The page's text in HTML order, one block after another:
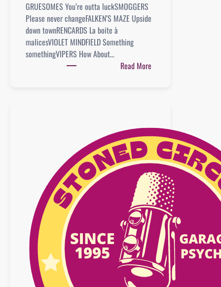
GRUESOMES You’re outta luckSMOGGERS
Please never changeFALKEN’S MAZE Upside
down townRENCARDS La boite à
malicesVIOLET MINDFIELD Something
somethingVIPERS How About…
Read More
2026
–
BEST
OF
ALBUMS
/
SINGLES
–
n°48